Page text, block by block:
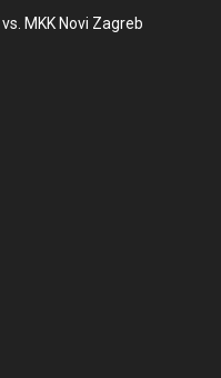
MKK Novi Zagreb